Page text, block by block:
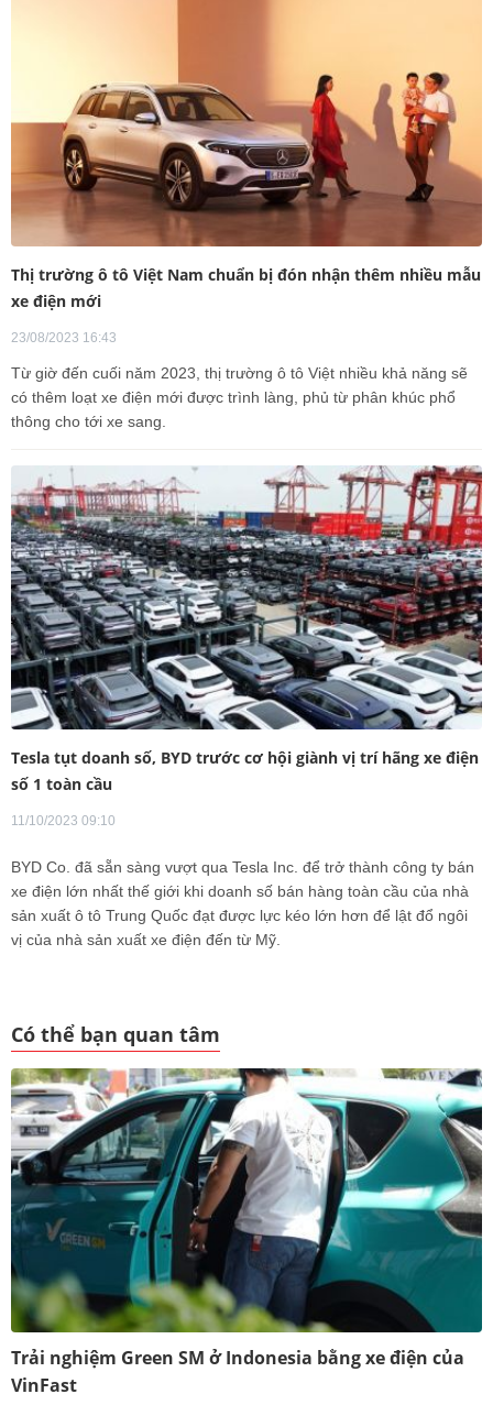
Thị trường ô tô Việt Nam chuẩn bị đón nhận thêm nhiều mẫu
xe điện mới
23/08/2023 16:43
Từ giờ đến cuối năm 2023, thị trường ô tô Việt nhiều khả năng sẽ
có thêm loạt xe điện mới được trình làng, phủ từ phân khúc phổ
thông cho tới xe sang.
Tesla tụt doanh số, BYD trước cơ hội giành vị trí hãng xe điện
số 1 toàn cầu
11/10/2023 09:10
BYD Co. đã sẵn sàng vượt qua Tesla Inc. để trở thành công ty bán
xe điện lớn nhất thế giới khi doanh số bán hàng toàn cầu của nhà
sản xuất ô tô Trung Quốc đạt được lực kéo lớn hơn để lật đổ ngôi
vị của nhà sản xuất xe điện đến từ Mỹ.
Có thể bạn quan tâm
Trải nghiệm Green SM ở Indonesia bằng xe điện của
VinFast